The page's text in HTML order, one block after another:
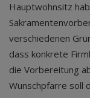
Hauptwohnsitz
verschiedenen
dass konkrete
die Vorbereitung
Wunschpfarre soll